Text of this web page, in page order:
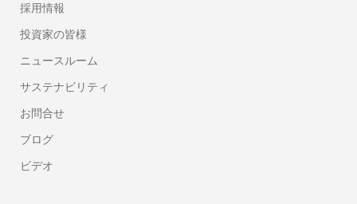
採用情報
投資家の皆様
ニュースルーム
サステナビリティ
お問合せ
ブログ
ビデオ